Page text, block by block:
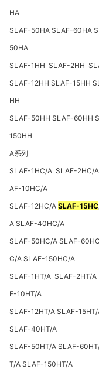
HA
SLAF-50HA SLAF-60HA
50HA
SLAF-1HH SLAF-2HH
SLAF-12HH SLAF-15HH
HH
SLAF-50HH SLAF-60HH
150HH
A系列
SLAF-1HC/A SLAF-2HC/
AF-10HC/A
SLAF-12HC/A SLAF-15HC
A SLAF-40HC/A
SLAF-50HC/A SLAF-
C/A SLAF-150HC/A
SLAF-1HT/A SLAF-2HT/
F-10HT/A
SLAF-12HT/A SLAF-
SLAF-40HT/A
SLAF-50HT/A SLAF-
T/A SLAF-150HT/A